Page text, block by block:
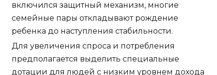
включился защитный механизм, многие
семейные пары откладывают рождение
ребенка до наступления стабильности.
Для увеличения спроса и потребления
предполагается выделить специальные
дотации для людей с низким уровнем дохода